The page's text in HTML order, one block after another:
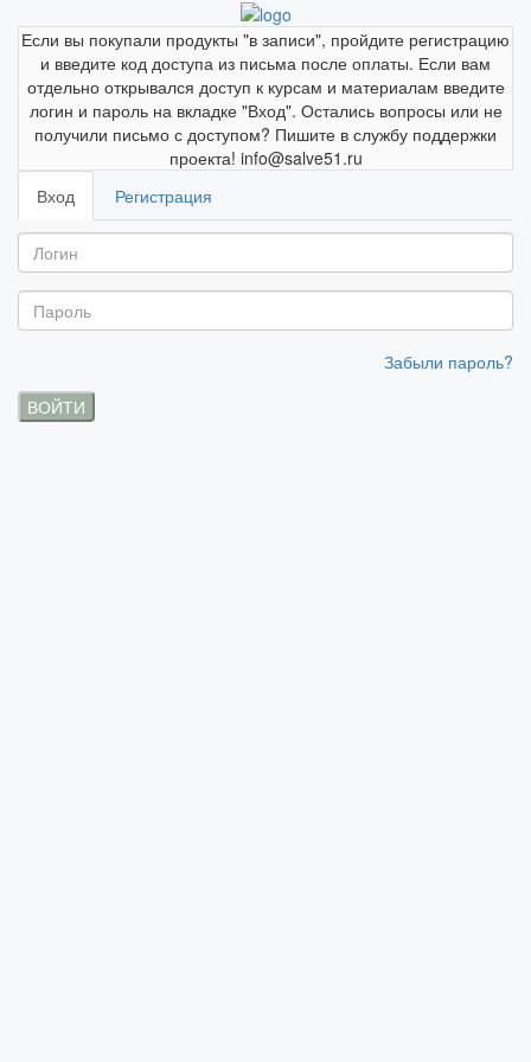
Если вы покупали продукты "в записи", пройдите регистрацию
и введите код доступа из письма после оплаты. Если вам
отдельно открывался доступ к курсам и материалам введите
логин и пароль на вкладке "Вход". Остались вопросы или не
получили письмо с доступом? Пишите в службу поддержки
проекта! info@salve51.ru
Вход
Регистрация
Забыли пароль?
ВОЙТИ